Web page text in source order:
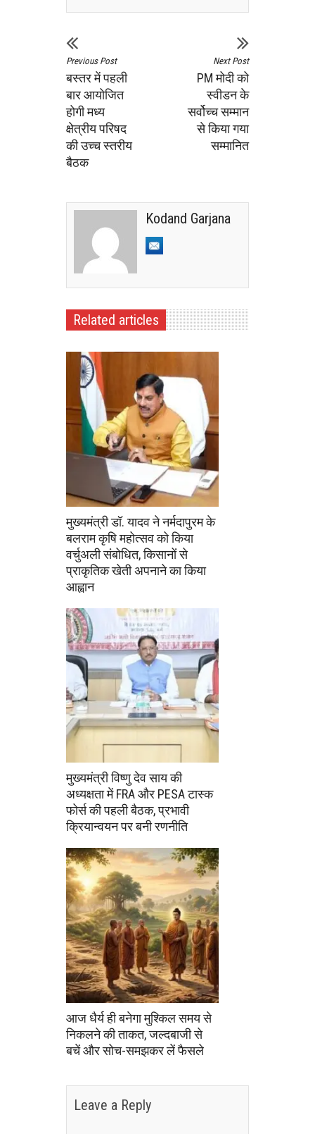
Previous Post
बस्तर में पहली
बार आयोजित
होगी मध्य
क्षेत्रीय परिषद
की उच्च स्तरीय
बैठक
Next Post
PM मोदी को
स्वीडन के
सर्वोच्च सम्मान
से किया गया
सम्मानित
Kodand Garjana
Related articles
मुख्यमंत्री डॉ. यादव ने नर्मदापुरम के
बलराम कृषि महोत्सव को किया
वर्चुअली संबोधित, किसानों से
प्राकृतिक खेती अपनाने का किया
आह्वान
मुख्यमंत्री विष्णु देव साय की
अध्यक्षता में FRA और PESA टास्क
फोर्स की पहली बैठक, प्रभावी
क्रियान्वयन पर बनी रणनीति
आज धैर्य ही बनेगा मुश्किल समय से
निकलने की ताकत, जल्दबाजी से
बचें और सोच-समझकर लें फैसले
Leave a Reply